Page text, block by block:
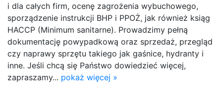
i dla całych firm, ocenę zagrożenia wybuchowego,
sporządzenie instrukcji BHP i PPOŻ, jak również ksiąg
HACCP (Minimum sanitarne). Prowadzimy pełną
dokumentację powypadkową oraz sprzedaż, przegląd
czy naprawy sprzętu takiego jak gaśnice, hydranty i
inne. Jeśli chcą się Państwo dowiedzieć więcej,
zapraszamy... pokaż więcej »